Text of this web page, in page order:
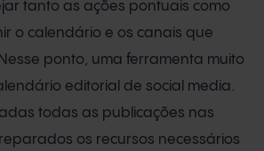
tanto as ações pontuais como
o calendário e os canais que
ponto, uma ferramenta muito
editorial de social media.
todas as publicações nas
os recursos necessários